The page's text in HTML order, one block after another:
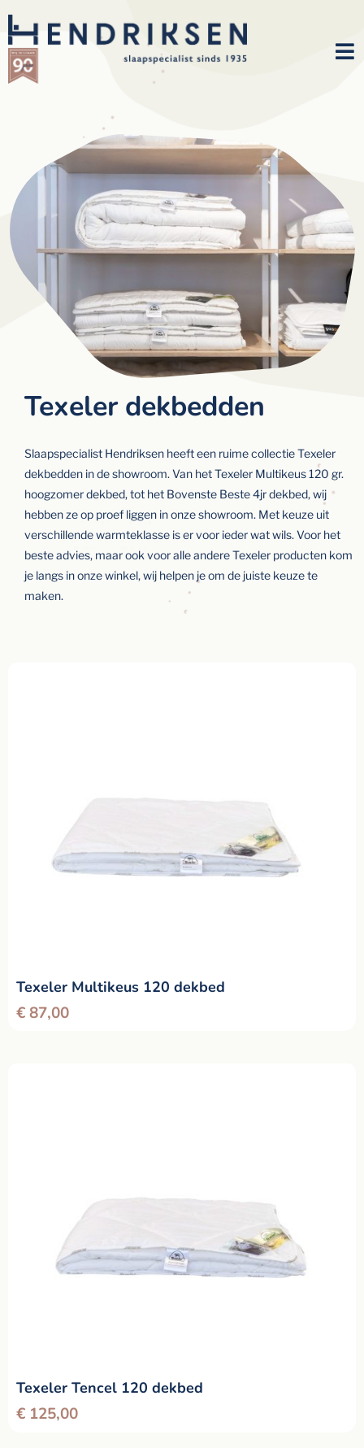
Texeler dekbedden
Slaapspecialist Hendriksen heeft een ruime collectie Texeler
dekbedden in de showroom. Van het Texeler Multikeus 120 gr.
hoogzomer dekbed, tot het Bovenste Beste 4jr dekbed, wij
hebben ze op proef liggen in onze showroom. Met keuze uit
verschillende warmteklasse is er voor ieder wat wils. Voor het
beste advies, maar ook voor alle andere Texeler producten kom
je langs in onze winkel, wij helpen je om de juiste keuze te
maken.
Texeler Multikeus 120 dekbed
€87,00
Texeler Tencel 120 dekbed
€ 125,00